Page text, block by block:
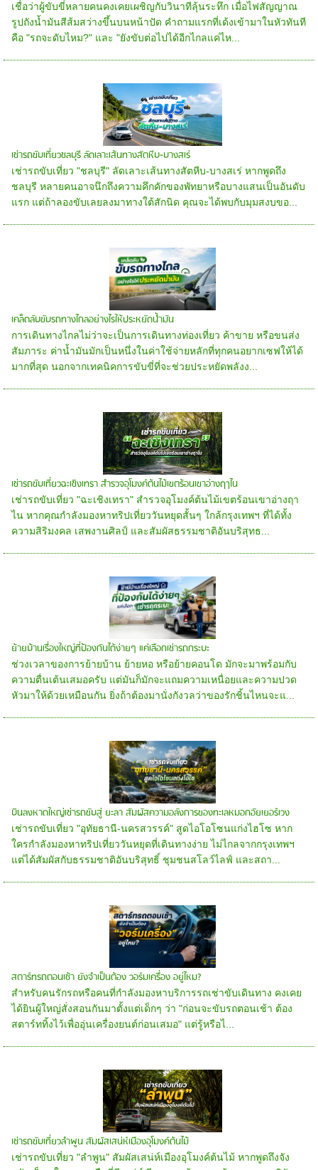
เชื่อว่าผู้ขับขี่หลายคนคงเคยเผชิญกับวินาทีลุ้นระทึก เมื่อไฟสัญญาณ
รูปถังน้ำมันสีส้มสว่างขึ้นบนหน้าปัด คำถามแรกที่เด้งเข้ามาในหัวทันที
คือ "รถจะดับไหม?" และ "ยังขับต่อไปได้อีกไกลแค่ไห...
เช่ารถขับเที่ยวชลบุรี ลัดเลาะเส้นทางสัตหีบ-บางสเร่
เช่ารถขับเที่ยว "ชลบุรี" ลัดเลาะเส้นทางสัตหีบ-บางสเร่ หากพูดถึง
ชลบุรี หลายคนอาจนึกถึงความคึกคักของพัทยาหรือบางแสนเป็นอันดับ
แรก แต่ถ้าลองขับเลยลงมาทางใต้สักนิด คุณจะได้พบกับมุมสงบขอ...
เคล็ดลับขับรถทางไกลอย่างไรให้ประหยัดน้ำมัน
การเดินทางไกลไม่ว่าจะเป็นการเดินทางท่องเที่ยว ค้าขาย หรือขนส่ง
สัมภาระ ค่าน้ำมันมักเป็นหนึ่งในค่าใช้จ่ายหลักที่ทุกคนอยากเซฟให้ได้
มากที่สุด นอกจากเทคนิคการขับขี่ที่จะช่วยประหยัดพลังง...
เช่ารถขับเที่ยวฉะเชิงเทรา สำรวจอุโมงค์ต้นไม้เขตร้อนเขาอ่างฤาไน
เช่ารถขับเที่ยว "ฉะเชิงเทรา" สำรวจอุโมงค์ต้นไม้เขตร้อนเขาอ่างฤา
ไน หากคุณกำลังมองหาทริปเที่ยววันหยุดสั้นๆ ใกล้กรุงเทพฯ ที่ได้ทั้ง
ความสิริมงคล เสพงานศิลป์ และสัมผัสธรรมชาติอันบริสุทธ...
ย้ายบ้านเรื่องใหญ่ที่ป้องกันได้ง่ายๆ แค่เลือกเช่ารถกระบะ
ช่วงเวลาของการย้ายบ้าน ย้ายหอ หรือย้ายคอนโด มักจะมาพร้อมกับ
ความตื่นเต้นเสมอครับ แต่มันก็มักจะแถมความเหนื่อยและความปวด
หัวมาให้ด้วยเหมือนกัน ยิ่งถ้าต้องมานั่งกังวลว่าของรักชิ้นไหนจะแ...
บินลงหาดใหญ่เช่ารถขับสู่ ยะลา สัมผัสความอลังการของทะเลหมอกอัยเยอร์เวง
เช่ารถขับเที่ยว "อุทัยธานี-นครสวรรค์" สูดไอโอโซนแก่งไฮโซ หาก
ใครกำลังมองหาทริปเที่ยววันหยุดที่เดินทางง่าย ไม่ไกลจากกรุงเทพฯ
แต่ได้สัมผัสกับธรรมชาติอันบริสุทธิ์ ชุมชนสโลว์ไลฟ์ และสถา...
สตาร์ทรถตอนเช้า ยังจำเป็นต้อง วอร์มเครื่อง อยู่ไหม?
สำหรับคนรักรถหรือคนที่กำลังมองหาบริการรถเช่าขับเดินทาง คงเคย
ได้ยินผู้ใหญ่สั่งสอนกันมาตั้งแต่เด็กๆ ว่า "ก่อนจะขับรถตอนเช้า ต้อง
สตาร์ททิ้งไว้เพื่ออุ่นเครื่องยนต์ก่อนเสมอ" แต่รู้หรือไ...
เช่ารถขับเที่ยวลำพูน สัมผัสเสน่ห์เมืองอุโมงค์ต้นไม้
เช่ารถขับเที่ยว "ลำพูน" สัมผัสเสน่ห์เมืองอุโมงค์ต้นไม้ หากพูดถึงจัง